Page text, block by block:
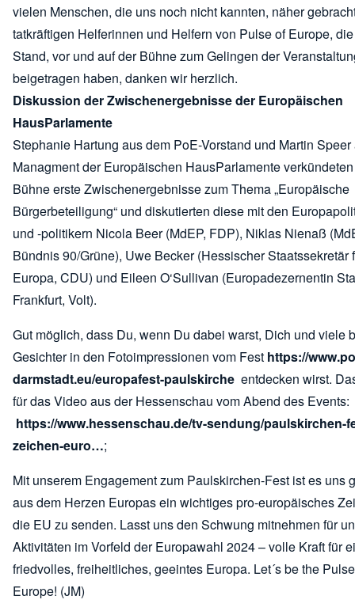
vielen Menschen, die uns noch nicht kannten, näher
tatkräftigen Helferinnen und Helfern von Pulse of Europe,
Stand, vor und auf der Bühne zum Gelingen der
beigetragen haben, danken wir herzlich.
Diskussion der Zwischenergebnisse der Europäischen
HausParlamente
Stephanie Hartung aus dem PoE-Vorstand und Martin Speer
Managment der Europäischen HausParlamente
Bühne erste Zwischenergebnisse zum Thema „Europäische
Bürgerbeteiligung“ und diskutierten diese mit den
und -politikern Nicola Beer (MdEP, FDP), Niklas Nienaß
Bündnis 90/Grüne), Uwe Becker (Hessischer Staatssekretär
Europa, CDU) und Eileen O‘Sullivan (Europadezernentin
Frankfurt, Volt).
Gut möglich, dass Du, wenn Du dabei warst, Dich und viele
Gesichter in den Fotoimpressionen vom Fest https://
darmstadt.eu/europafest-paulskirche entdecken wirst.
für das Video aus der Hessenschau vom Abend des Events:
https://www.hessenschau.de/tv-sendung/paulskirchen-
zeichen-euro…;
Mit unserem Engagement zum Paulskirchen-Fest ist es uns
aus dem Herzen Europas ein wichtiges pro-europäisches
die EU zu senden. Lasst uns den Schwung mitnehmen für
Aktivitäten im Vorfeld der Europawahl 2024 – volle Kraft für
friedvolles, freiheitliches, geeintes Europa. Let´s be the
Europe! (JM)